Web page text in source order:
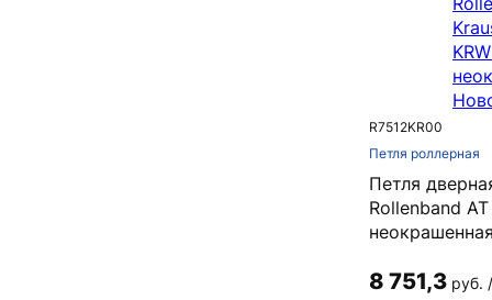
R7512KR00
Петля роллерная
Петля
Rollenband
8 751,3 руб.